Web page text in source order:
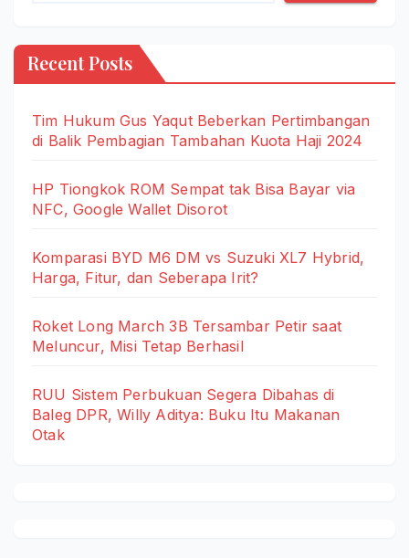
Recent Posts
Tim Hukum Gus Yaqut Beberkan Pertimbangan
di Balik Pembagian Tambahan Kuota Haji 2024
HP Tiongkok ROM Sempat tak Bisa Bayar via
NFC, Google Wallet Disorot
Komparasi BYD M6 DM vs Suzuki XL7 Hybrid,
Harga, Fitur, dan Seberapa Irit?
Roket Long March 3B Tersambar Petir saat
Meluncur, Misi Tetap Berhasil
RUU Sistem Perbukuan Segera Dibahas di
Baleg DPR, Willy Aditya: Buku Itu Makanan
Otak